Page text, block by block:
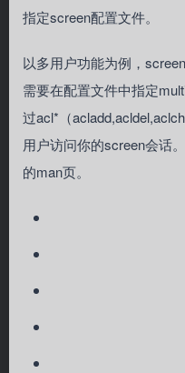
指定screen配置文件。
以多用户功能为例，
需要在配置文件中指定
过acl*（
用户访问你的screen会话
的man页。